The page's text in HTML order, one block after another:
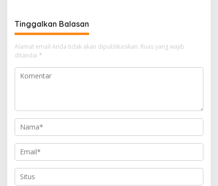
Tinggalkan Balasan
Alamat email Anda tidak akan dipublikasikan. Ruas yang wajib
ditandai *